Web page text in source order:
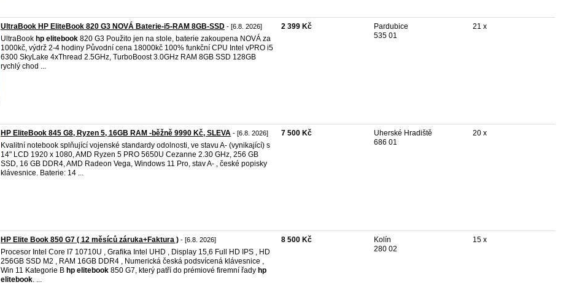
UltraBook HP EliteBook 820 G3 NOVÁ Baterie-i5-RAM 8GB-SSD - [6.8. 2026]
UltraBook hp elitebook 820 G3 Použito jen na stole, baterie zakoupena NOVÁ za
1000kč, výdrž 2-4 hodiny Původní cena 18000kč 100% funkční CPU Intel vPRO i5
6300 SkyLake 4xThread 2.5GHz, TurboBoost 3.0GHz RAM 8GB SSD 128GB
rychlý chod ...
2 399 Kč
Pardubice
535 01
21 x
HP EliteBook 845 G8, Ryzen 5, 16GB RAM -běžně 9990 Kč, SLEVA - [6.8. 2026]
Kvalitní notebook splňující vojenské standardy odolnosti, ve stavu A- (vynikající) s
14" LCD 1920 x 1080, AMD Ryzen 5 PRO 5650U Cezanne 2.30 GHz, 256 GB
SSD, 16 GB DDR4, AMD Radeon Vega, Windows 11 Pro, stav A- , české popisky
klávesnice. Baterie: 14 ...
7 500 Kč
Uherské Hradiště
686 01
20 x
HP Elite Book 850 G7 ( 12 měsíců záruka+Faktura ) - [6.8. 2026]
Procesor Intel Core I7 10710U , Grafika Intel UHD , Display 15,6 Full HD IPS , HD
256GB SSD M2 , RAM 16GB DDR4 , Numerická česká podsvícená klávesnice ,
Win 11 Kategorie B hp elitebook 850 G7, který patří do prémiové firemní řady hp
elitebook. ...
8 500 Kč
Kolín
280 02
15 x